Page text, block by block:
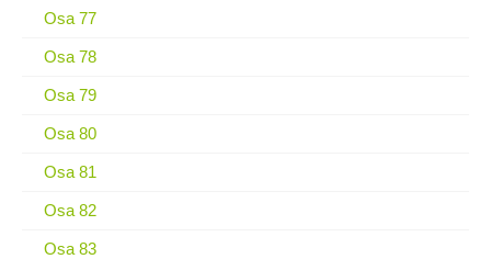
Osa 77
Osa 78
Osa 79
Osa 80
Osa 81
Osa 82
Osa 83